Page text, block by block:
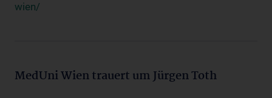
wien/
MedUni Wien trauert um Jürgen Toth